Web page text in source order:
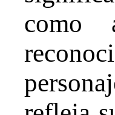
como